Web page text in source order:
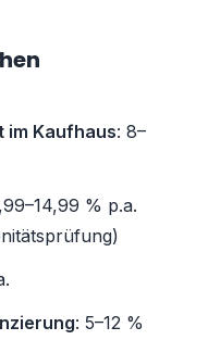
im Kaufhaus: 8–
% p.a.
: 5–12 %